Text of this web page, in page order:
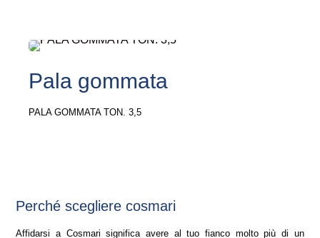
Pala gommata
PALA GOMMATA TON. 3,5
perché scegliere cosmari
Affidarsi a Cosmari significa avere al tuo fianco molto più di un